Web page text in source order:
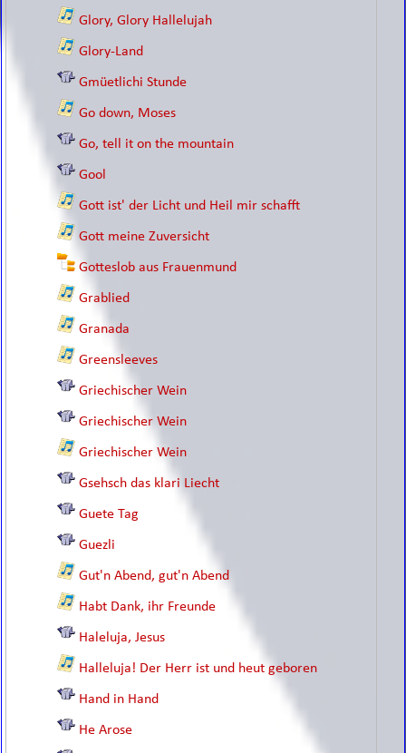
Glory, Glory Hallelujah
Glory-Land
Gmüetlichi Stunde
Go down, Moses
Go, tell it on the mountain
Gool
Gott ist' der Licht und Heil mir schafft
Gott meine Zuversicht
Gotteslob aus Frauenmund
Grablied
Granada
Greensleeves
Griechischer Wein
Griechischer Wein
Griechischer Wein
Gsehsch das klari Liecht
Guete Tag
Guezli
Gut'n Abend, gut'n Abend
Habt Dank, ihr Freunde
Haleluja, Jesus
Halleluja! Der Herr ist und heut geboren
Hand in Hand
He Arose